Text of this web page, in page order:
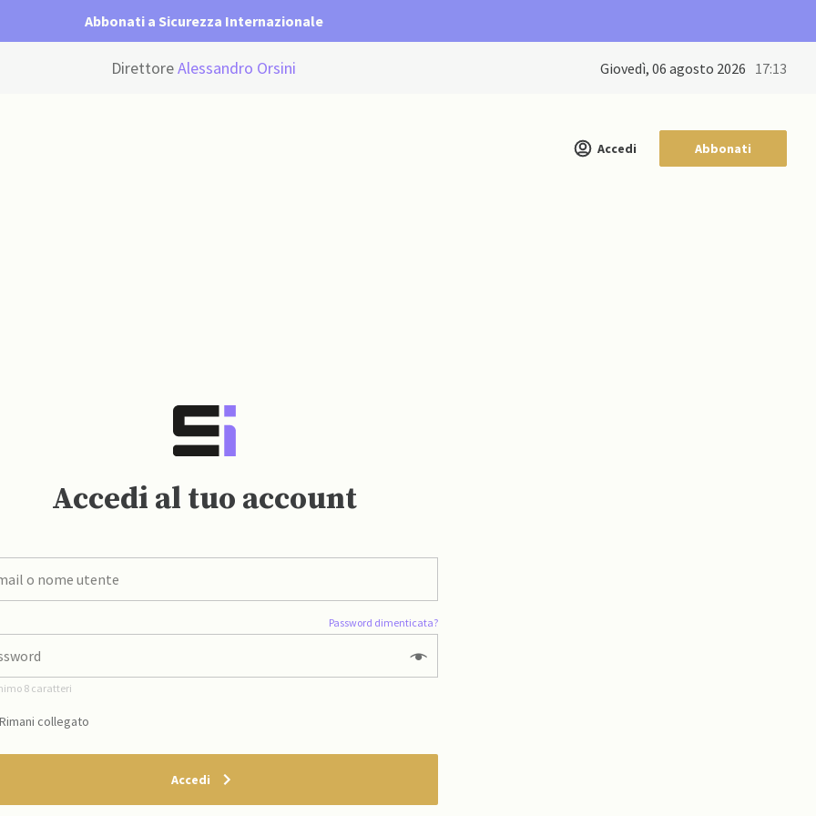
Abbonati a Sicurezza Internazionale
DirettoreAlessandro Orsini giovedì, 06 agosto 2026 17:13
Accedi Abbonati
Accedi al tuo account
Password dimenticata?
8 caratteri
collegato
Accedi